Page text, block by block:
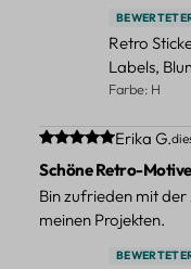
Retro
Labels,
Farbe: H
Durchschnittliche
Erika G.
Schöne Retro-Motive
Bin zufrieden mit
meinen Projekten.